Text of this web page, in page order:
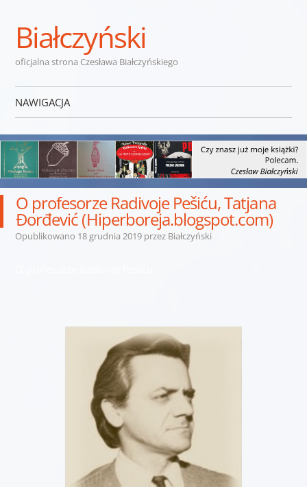
Białczyński
oficjalna strona Czesława Białczyńskiego
NAWIGACJA
O profesorze Radivoje Pešiću, Tatjana
Đorđević (Hiperboreja.blogspot.com)
Opublikowano 18 grudnia 2019przez Białczyński